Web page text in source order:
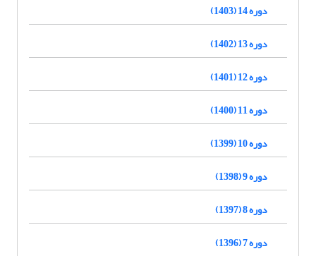
دوره 14 (1403)
دوره 13 (1402)
دوره 12 (1401)
دوره 11 (1400)
دوره 10 (1399)
دوره 9 (1398)
دوره 8 (1397)
دوره 7 (1396)